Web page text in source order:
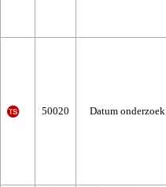
50020 Datum onderzoek